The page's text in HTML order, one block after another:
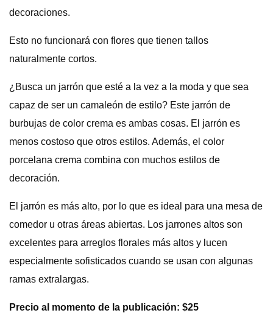
decoraciones.
Esto no funcionará con flores que tienen tallos
naturalmente cortos.
¿Busca un jarrón que esté a la vez a la moda y que sea
capaz de ser un camaleón de estilo? Este jarrón de
burbujas de color crema es ambas cosas. El jarrón es
menos costoso que otros estilos. Además, el color
porcelana crema combina con muchos estilos de
decoración.
El jarrón es más alto, por lo que es ideal para una mesa de
comedor u otras áreas abiertas. Los jarrones altos son
excelentes para arreglos florales más altos y lucen
especialmente sofisticados cuando se usan con algunas
ramas extralargas.
Precio al momento de la publicación: $25